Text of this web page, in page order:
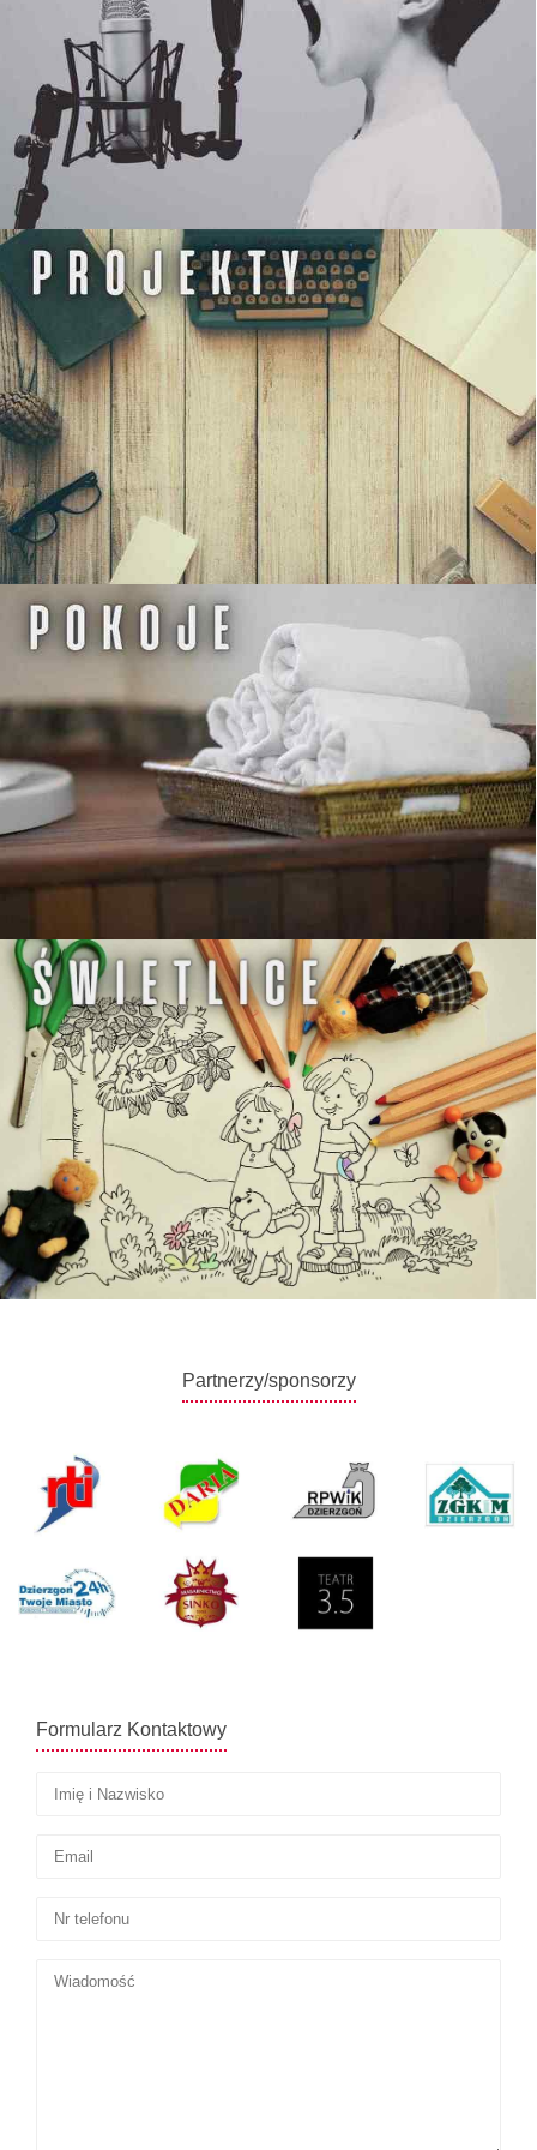
Partnerzy/sponsorzy
Formularz Kontaktowy